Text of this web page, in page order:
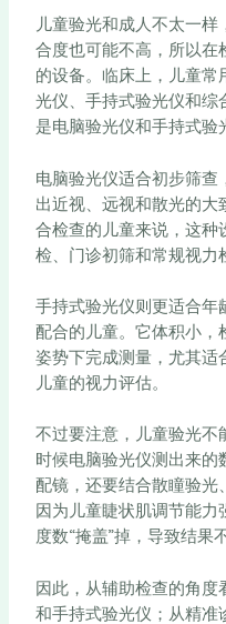
儿童验光和成人不太一
合度也可能不高，所以在
的设备。临床上，儿童
光仪、手持式验光仪和综
是电脑验光仪和手持式验
电脑验光仪适合初步筛
出近视、远视和散光的
合检查的儿童来说，这种
检、门诊初筛和常规视力
手持式验光仪则更适合年
配合的儿童。它体积小，
姿势下完成测量，尤其适
儿童的视力评估。
不过要注意，儿童验光不
时候电脑验光仪测出来
配镜，还要结合散瞳验光
因为儿童睫状肌调节能
度数“掩盖”掉，导致结果
因此，从辅助检查的角
和手持式验光仪；从精准